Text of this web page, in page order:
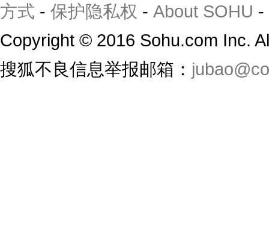
方式 - 保护隐私权 - About SOHU -
Copyright © 2016 Sohu.com Inc.
搜狐不良信息举报邮箱：